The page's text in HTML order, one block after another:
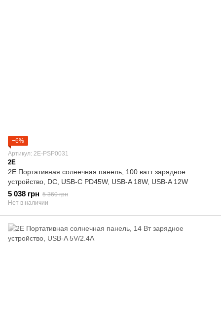
−6%
Артикул: 2E-PSP0031
2E
2E Портативная солнечная панель, 100 ватт зарядное
устройство, DC, USB-С PD45W, USB-A 18W, USB-A 12W
5 038 грн 5 360 грн
Нет в наличии